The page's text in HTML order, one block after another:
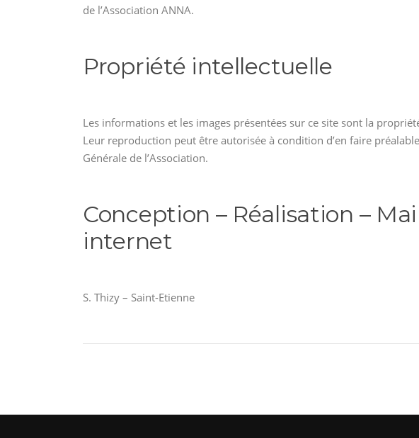
de l’Association ANNA.
Propriété intellectuelle
Les informations et les images présentées sur ce site sont la
Leur reproduction peut être autorisée à condition d’en faire
Générale de l’Association.
Conception – Réalisation –
internet
S. Thizy – Saint-Etienne